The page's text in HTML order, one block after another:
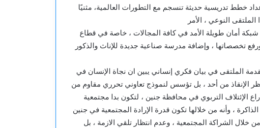
خطط تدريسية حديثة تنسجم مع التطورات العالمية، مثنيًا
النوعي ، الأمر
أمان طويلة الأمد في كافة المجالات ، خاصة في قطاع
ورفع تخصصاتها ، وإضافة مدرسة صناعية جديدة للإناث والذكور
الملتقى في بيان فكري إنساني يبين ان نجاة الإنسان في
الإنقاذ من أحد ، بل تؤسس لنموذج تعاوني تحرري مقاوم من
الإئتلاف التربوي في محافظة جنين ، لتكون بدا مجتمعية
، وأنه من خلالها تكون قدرة الإرادة المجتمعية في جنين
خلال الشراكة المجتمعية ، وعدم انتظار تلقي الازمة ، بل